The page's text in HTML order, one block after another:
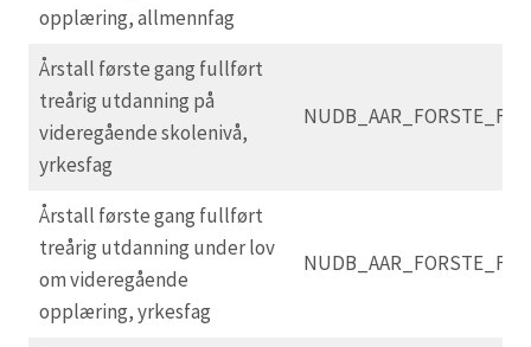
opplæring, allmennfag
Årstall første gang fullført
treårig utdanning på
videregående skolenivå,
yrkesfag
Årstall første gang fullført
treårig utdanning under lov
om videregående
opplæring, yrkesfag